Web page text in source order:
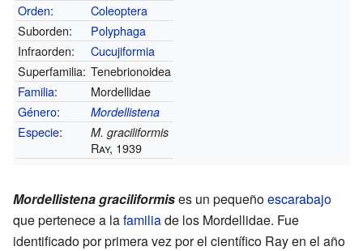
Orden:
Coleoptera
Suborden:
Polyphaga
Infraorden:
Cucujiformia
Superfamilia: Tenebrionoidea
Familia:
Mordellidae
Género: Mordellistena
Especie: M. graciliformis
Ray, 1939
Mordellistena graciliformises un pequeñoescarabajo
que pertenece a lafamiliade los Mordellidae. Fue
identificado por primera vez por el científico Ray en el año